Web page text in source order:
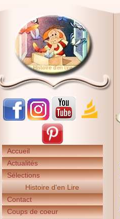
Accueil
Actualités
Sélections
Histoire d'en Lire
Contact
Coups de coeur